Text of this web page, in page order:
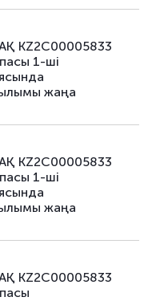
негізгі
негізгі
негізгі
негізгі
негізгі
KZ2C00005833
1-ші
жаңа
KZ2C00005833
1-ші
жаңа
KZ2C00005833